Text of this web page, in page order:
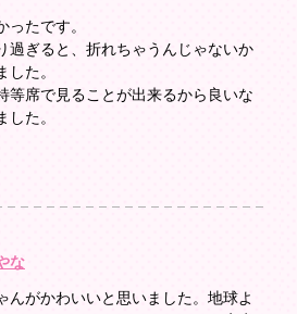
ったです。
過ぎると、折れちゃうんじゃないか
した。
等席で見ることが出来るから良いな
した。
な
んがかわいいと思いました。地球よ